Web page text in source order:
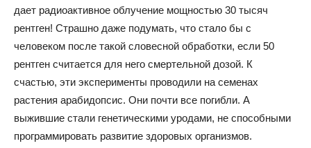
дает радиоактивное облучение мощностью 30 тысяч
рентген! Страшно даже подумать, что стало бы с
человеком после такой словесной обработки, если 50
рентген считается для него смертельной дозой. К
счастью, эти эксперименты проводили на семенах
растения арабидопсис. Они почти все погибли. А
выжившие стали генетическими уродами, не способными
программировать развитие здоровых организмов.